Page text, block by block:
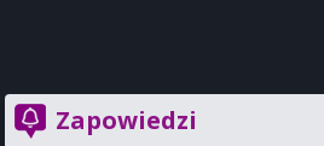
Zapowiedzi